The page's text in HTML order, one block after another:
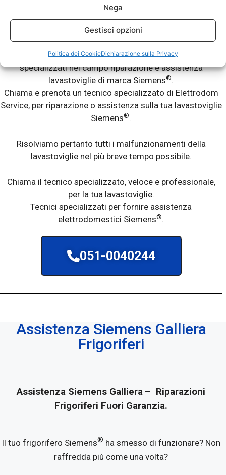
Nega
Gestisci opzioni
Politica dei CookieDichiarazione sulla Privacy
Assistenza Siemens Galliera
Lavastoviglie Fuori Garanzia.
La tua lavastoviglie Siemens®ti da dei problemi? Non lava
bene? Lascia le stoviglie sporche? Abbiamo tecnici
specializzati nel campo riparazione e assistenza
lavastoviglie di marca Siemens®.
Chiama e prenota un tecnico specializzato di Elettrodom
Service, per riparazione o assistenza sulla tua lavastoviglie
Siemens®.
Risolviamo pertanto tutti i malfunzionamenti della
lavastoviglie nel più breve tempo possibile.
Chiama il tecnico specializzato, veloce e professionale,
per la tua lavastoviglie.
Tecnici specializzati per fornire assistenza
elettrodomestici Siemens®.
051-0040244
Assistenza Siemens Galliera
Frigoriferi
Assistenza Siemens Galliera – Riparazioni
Frigoriferi Fuori Garanzia.
Il tuo frigorifero Siemens® ha smesso di funzionare? Non
raffredda più come una volta?